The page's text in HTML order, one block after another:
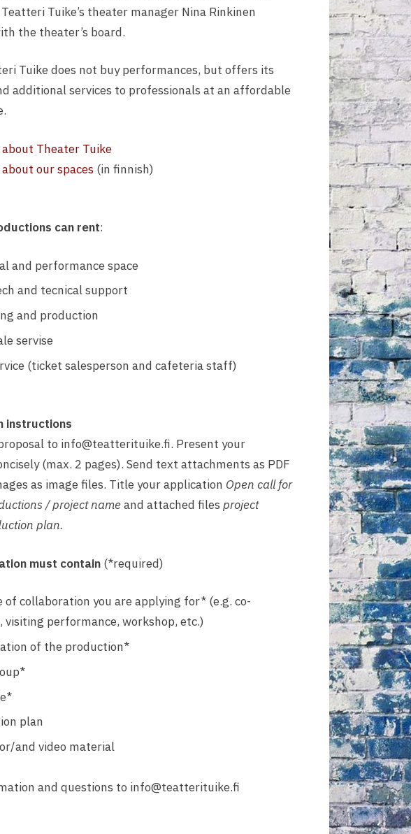
Tuike’s theater manager Nina Rinkinen
the theater’s board.
Tuike does not buy performances, but offers its
additional services to professionals at an affordable
about Theater Tuike
our spaces (in finnish)
can rent:
and performance space
and tecnical support
and production
servise
(ticket salesperson and cafeteria staff)
instructions
to info@teatterituike.fi. Present your
(max. 2 pages). Send text attachments as PDF
as image files. Title your application Open call for
/ project nameand attached files project
plan.
must contain (*required)
of collaboration you are applying for* (e.g. co-
visiting performance, workshop, etc.)
of the production*
plan
and video material
and questions to info@teatterituike.fi